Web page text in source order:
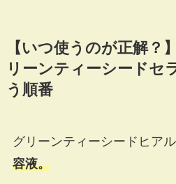
【いつ使うのが正解？
リーンティーシードセ
う順番
グリーンティーシードヒア
容液。